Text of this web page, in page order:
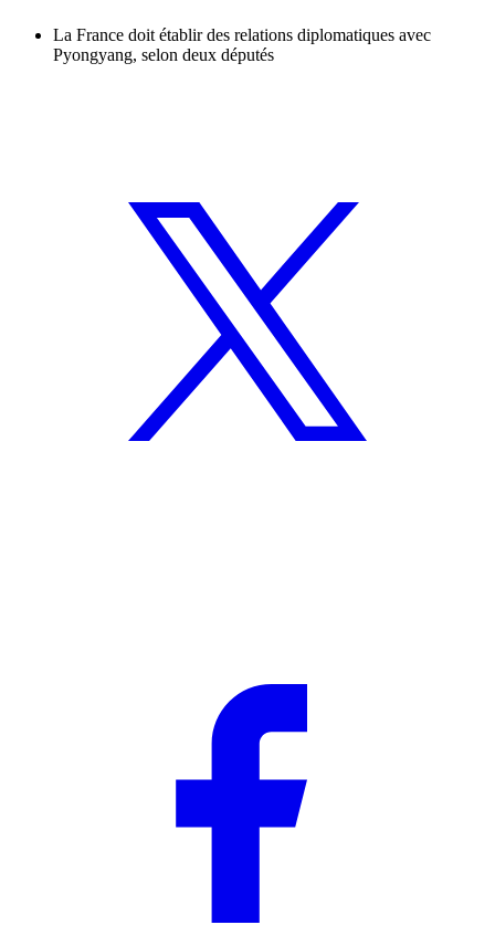
La France doit établir des relations diplomatiques avec
Pyongyang, selon deux députés